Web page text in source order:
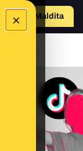
×
Hazte Maldit o
a